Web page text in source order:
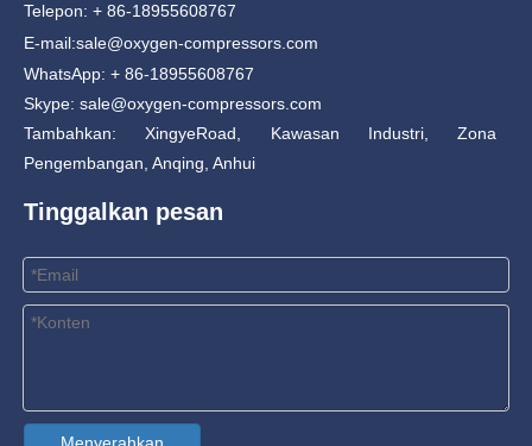
Telepon: + 86-18955608767
E-mail:sale@oxygen-compressors.com
WhatsApp: + 86-18955608767
Skype: sale@oxygen-compressors.com
Tambahkan: XingyeRoad, Kawasan Industri, Zona
Pengembangan, Anqing, Anhui
Tinggalkan pesan